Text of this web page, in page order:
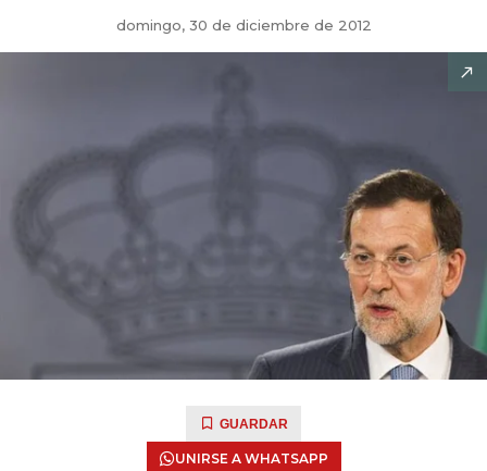
domingo, 30 de diciembre de 2012
GUARDAR
UNIRSE A WHATSAPP